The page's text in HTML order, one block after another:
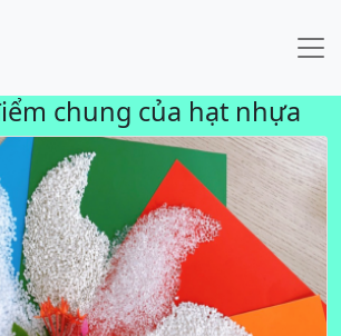
chung của hạt nhựa